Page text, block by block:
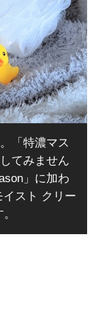
「特濃マス
てみません
」に加わ
スト クリー